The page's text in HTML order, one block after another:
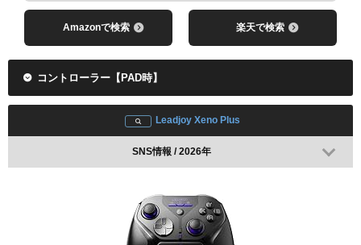
Amazonで検索 楽天で検索
コントローラー【PAD時】
Leadjoy Xeno Plus
SNS情報 / 2026年